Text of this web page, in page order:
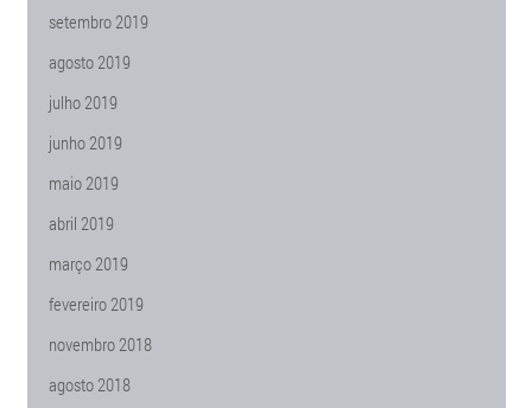
setembro 2019
agosto 2019
julho 2019
junho 2019
maio 2019
abril 2019
março 2019
fevereiro 2019
novembro 2018
agosto 2018